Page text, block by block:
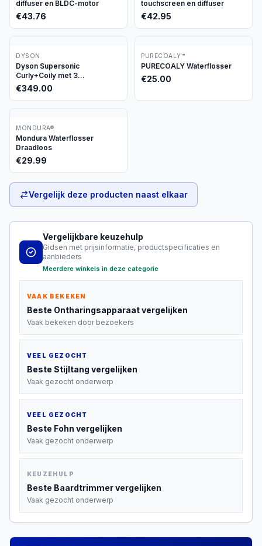
diffuser en BLDC-motor
€43.76
touchscreen en diffuser
€42.95
DYSON
Dyson Supersonic
Curly+Coily met 3
opzetstukken
€349.00
PURECOALY™
PURECOALY Waterflosser
€25.00
MONDURA®
Mondura Waterflosser
Draadloos
€29.99
Vergelijk deze producten naast elkaar
Vergelijkbare keuzehulp
Gidsen met prijsinformatie, productspecificaties en
aanbieders
Meerdere winkels in deze categorie
VAAK BEKEKEN
Beste Ontharingsapparaatvergelijken
Vaak bekeken door bezoekers
VEEL GEZOCHT
Beste Stijltang vergelijken
Vaak gezocht onderwerp
VEEL GEZOCHT
Beste Fohn vergelijken
Vaak gezocht onderwerp
KEUZEHULP
Beste Baardtrimmervergelijken
Vaak gezocht onderwerp